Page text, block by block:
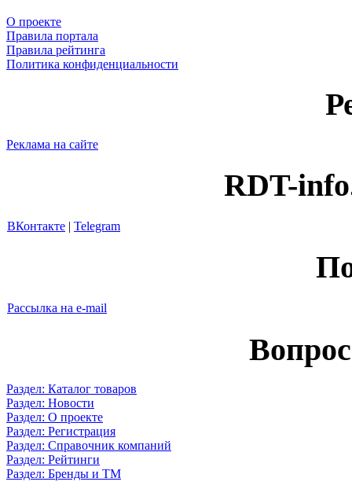
О проекте
Правила портала
Правила рейтинга
Политика конфиденциальности
Реклама на сайте
RDT-
ВКонтакте | Telegram
Рассылка на e-mail
Раздел: Каталог товаров
Раздел: Новости
Раздел: О проекте
Раздел: Регистрация
Раздел: Справочник компаний
Раздел: Рейтинги
Раздел: Бренды и ТМ